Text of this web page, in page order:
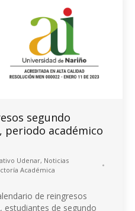
segundo
periodo académico
Udenar, Noticias
Académica
de reingresos
estudiantes de segundo